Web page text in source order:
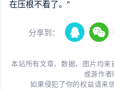
在压根不看了。”
分享到：
本站所有文章、数据、图片均
或源作者
如果侵犯了你的权益请来